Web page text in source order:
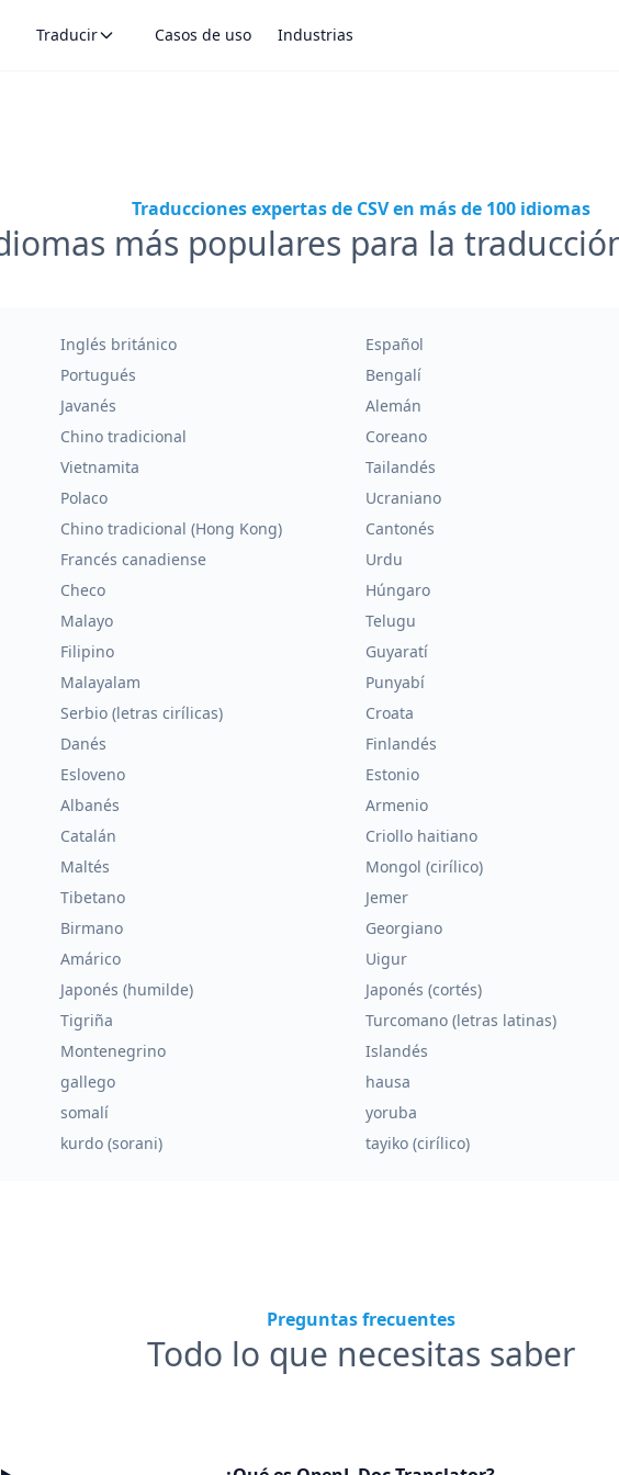
Traducir Casos de uso Industrias
Traducciones expertas de CSV en más de 100 idiomas
más populares para la
Inglés británico Español
Portugués Bengalí
Javanés Alemán
Chino tradicional Coreano
Vietnamita Tailandés
Polaco Ucraniano
Chino tradicional (Hong Kong) Cantonés
Francés canadiense Urdu
Checo Húngaro
Malayo Telugu
Filipino Guyaratí
Malayalam Punyabí
Serbio (letras cirílicas) Croata
Danés Finlandés
Esloveno Estonio
Albanés Armenio
Catalán Criollo haitiano
Maltés Mongol (cirílico)
Tibetano Jemer
Birmano Georgiano
Amárico Uigur
Japonés (humilde) Japonés (cortés)
Tigriña Turcomano (letras latinas)
Montenegrino Islandés
gallego hausa
somalí yoruba
kurdo (sorani) tayiko (cirílico)
Preguntas frecuentes
Todo lo que necesitas saber